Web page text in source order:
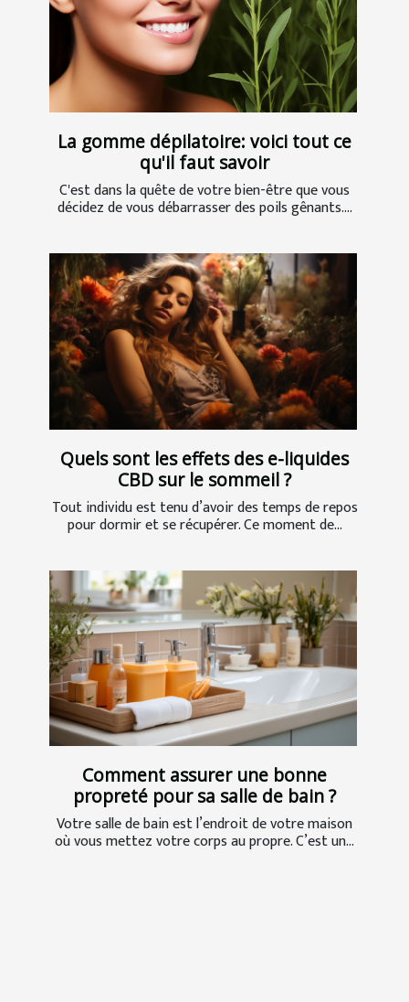
La gomme dépilatoire: voici tout ce
qu'il faut savoir
C'est dans la quête de votre bien-être que vous
décidez de vous débarrasser des poils gênants....
Quels sont les effets des e-liquides
CBD sur le sommeil ?
Tout individu est tenu d’avoir des temps de repos
pour dormir et se récupérer. Ce moment de...
Comment assurer une bonne
propreté pour sa salle de bain ?
Votre salle de bain est l’endroit de votre maison
où vous mettez votre corps au propre. C’est un...